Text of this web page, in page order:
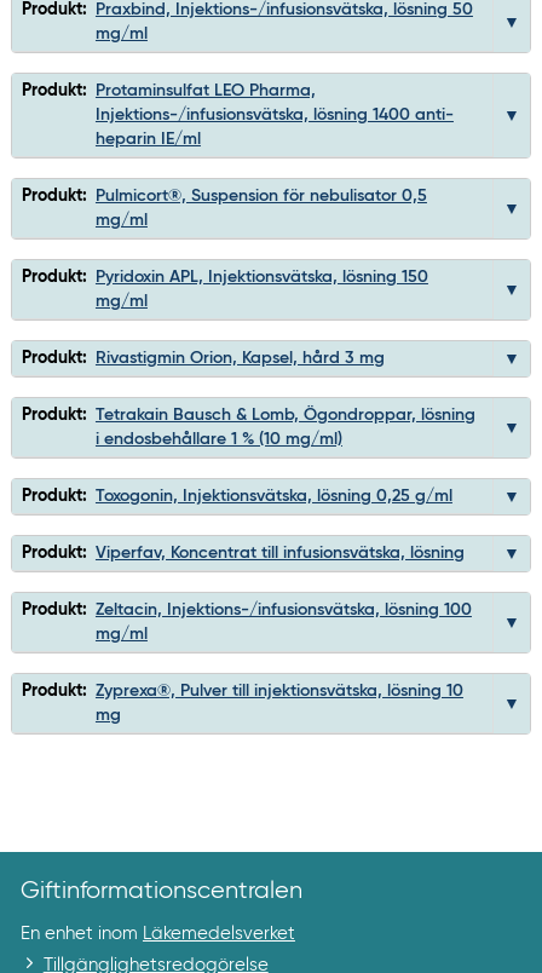
Produkt:
Praxbind, Injektions-/infusionsvätska, lösning 50
mg/ml
Produkt:
Protaminsulfat LEO Pharma,
Injektions-/infusionsvätska, lösning 1400 anti-
heparin IE/ml
Produkt:
Pulmicort®, Suspension för nebulisator 0,5
mg/ml
Produkt:
Pyridoxin APL, Injektionsvätska, lösning 150
mg/ml
Produkt: Rivastigmin Orion, Kapsel, hård 3 mg
Produkt: Tetrakain Bausch & Lomb, Ögondroppar, lösning
i endosbehållare 1 % (10 mg/ml)
Produkt: Toxogonin, Injektionsvätska, lösning 0,25 g/ml
Produkt: Viperfav, Koncentrat till infusionsvätska, lösning
Produkt: Zeltacin, Injektions-/infusionsvätska, lösning 100
mg/ml
Produkt: Zyprexa®, Pulver till injektionsvätska, lösning 10
mg
Giftinformationscentralen
En enhet inom Läkemedelsverket
Tillgänglighetsredogörelse